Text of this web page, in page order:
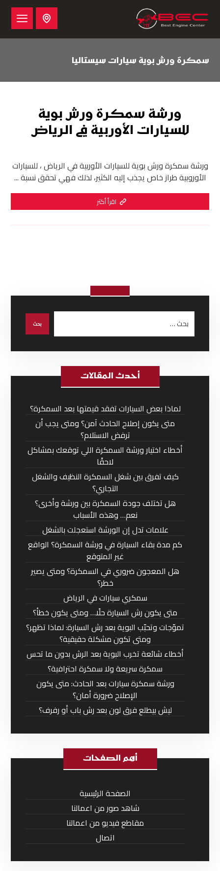
سمكرة ورش بوية سيارات سيستاليا
ورشة سمكرة ورش بوية
للسيارات الأوربية في الرياض
ورشة سمكرة ورش بوية للسيارات الأوربية في الرياض ، للسيارات
الأوروبية طراز خاص يجذب إليه الكثير، لذلك فهي تحقق نسبة ...
اقرأ أكثر
أحدث المقالات
لماذا بعض السيارات تفقد قيمتها بعد السمكرة؟
متى يكون إصلاح الحادث آمن؟ ومتى يجب أن
ترفض الاستلام؟
أخطاء اختيار ورشة السمكرة اللي توقعك بمشاكل
لاحقًا
كيف تفرق بين شغل السمكرة النظيف والشغل
التجاري؟
هل تختلف جودة السمكرة بين ورشة وأخرى؟
نعم… وهذه الأسباب
علامات تدل إن الورشة استعجلت بالشغل
كم مدة بقاء السيارة في ورشة السمكرة؟ الواقع
غير المتوقع
هل المعجون ضروري في السمكرة؟ ومتى يصير
خطر؟
سمكري سيارات في الرياض
متى يكون رش السيارة حلًا… ومتى يكون خطأ؟
تموّجات وتحبّب البوية بعد رش السيارة: لماذا تظهر؟
ومتى تكون مشكلة حقيقية؟
أخطاء شائعة تخرب البوية بعد الرش بدون ما تحس
سمكرة سريعة ولا سمكرة احترافية؟
ورشة سمكرة سيارات بعد الحادث: متى يكون
الإصلاح ضرورة أمان؟
ليش بيطلع فرق لون بعد رش باب أو رفرف؟
أهم الصفحات
الصفحة الرئيسية
شاهد صور من اعمالنا
مقاطع فيديو من اعمالنا
اتصال